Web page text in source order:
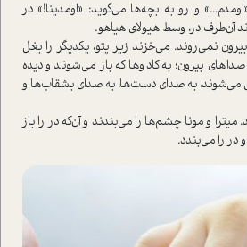
و رو به بچه‌ها می‌گوید: «اومدینا!» در
در، وسط هیولای هیاهو.
نمی‌روند. می‌خزند زیر پتو، یکدیگر را بغل
بیرون؛ به کادوها که باز می‌شوند و دیده
به صدای دست‌ها، به صدای بشقاب‌ها و
و مونا چشم‌ها را می‌بندند و آن‌که در را باز
در را می‌بندد.